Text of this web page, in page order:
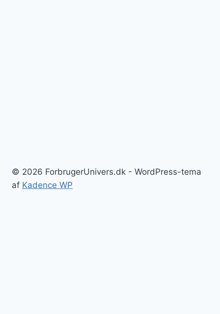
© 2026 ForbrugerUnivers.dk - WordPress-tema
af Kadence WP